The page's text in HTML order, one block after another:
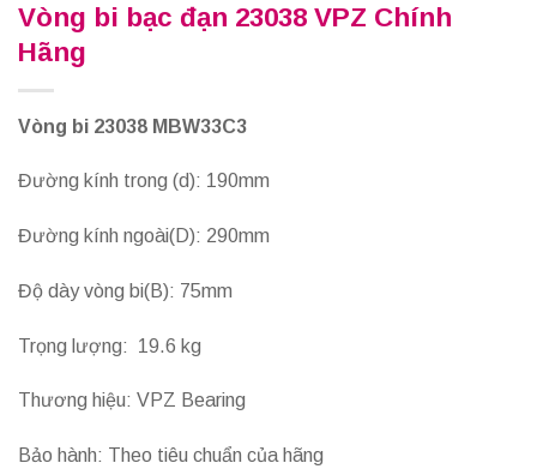
Vòng bi bạc đạn 23038 VPZ Chính
Hãng
Vòng bi 23038 MBW33C3
Đường kính trong (d): 190mm
Đường kính ngoài(D): 290mm
Độ dày vòng bi(B): 75mm
Trọng lượng: 19.6 kg
Thương hiệu: VPZ Bearing
Bảo hành: Theo tiêu chuẩn của hãng